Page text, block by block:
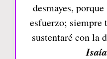
desmayes,
esfuerzo; siempre
sustentaré con la